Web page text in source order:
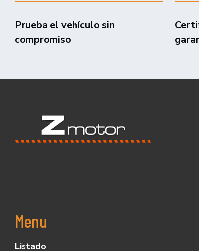
Prueba el vehículo sin
compromiso
Menu
Listado